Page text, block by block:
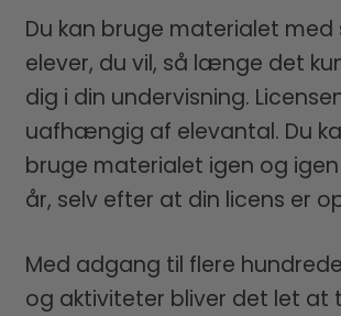
Du kan bruge materialet med
elever, du vil, så længe det
dig i din undervisning.
uafhængig af elevantal. Du
bruge materialet igen og
år, selv efter at din licens er
Med adgang til flere
og aktiviteter bliver det let at